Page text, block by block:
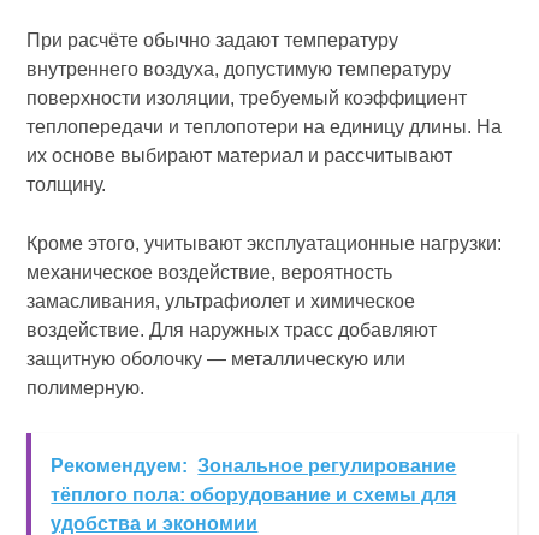
При расчёте обычно задают температуру
внутреннего воздуха, допустимую температуру
поверхности изоляции, требуемый коэффициент
теплопередачи и теплопотери на единицу длины. На
их основе выбирают материал и рассчитывают
толщину.
Кроме этого, учитывают эксплуатационные нагрузки:
механическое воздействие, вероятность
замасливания, ультрафиолет и химическое
воздействие. Для наружных трасс добавляют
защитную оболочку — металлическую или
полимерную.
Рекомендуем: Зональное регулирование
тёплого пола: оборудование и схемы для
удобства и экономии